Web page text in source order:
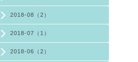
2018-08（2）
2018-07（1）
2018-06（2）